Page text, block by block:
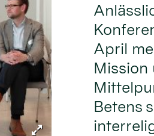
April
Mission
Betens